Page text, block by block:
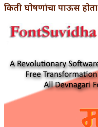
किती घोषणांचा पाऊस होता